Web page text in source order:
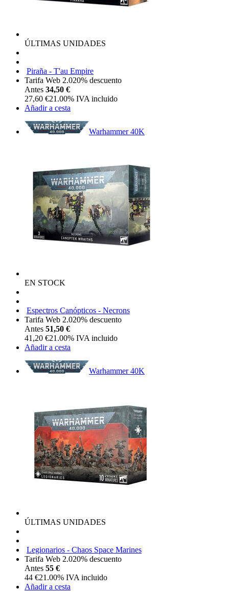
ÚLTIMAS UNIDADES
Piraña - T'au Empire
Tarifa Web 2.020% descuento
Antes 34,50 €
27,60 €21.00% IVA incluido
Añadir a cesta
Warhammer 40K
EN STOCK
Espectros Canópticos - Necrons
Tarifa Web 2.020% descuento
Antes 51,50 €
41,20 €21.00% IVA incluido
Añadir a cesta
Warhammer 40K
ÚLTIMAS UNIDADES
Legionarios - Chaos Space Marines
Tarifa Web 2.020% descuento
Antes 55 €
44 €21.00% IVA incluido
Añadir a cesta